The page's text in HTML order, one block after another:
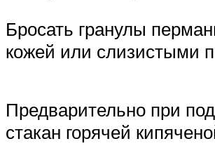
Бросать гранулы
кожей или слизистыми
Предварительно при
стакан горячей